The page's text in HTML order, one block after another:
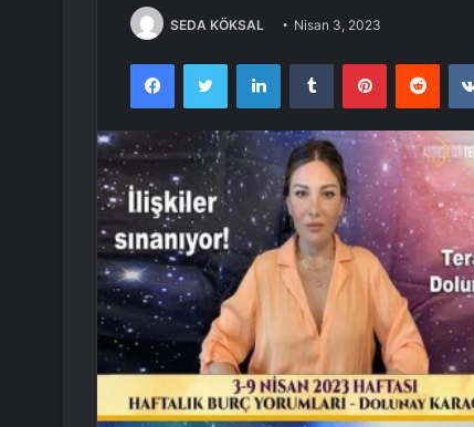
SEDA KÖKSAL Nisan 3, 2023
FacebookTwitter LinkedInTumblr Pinterest